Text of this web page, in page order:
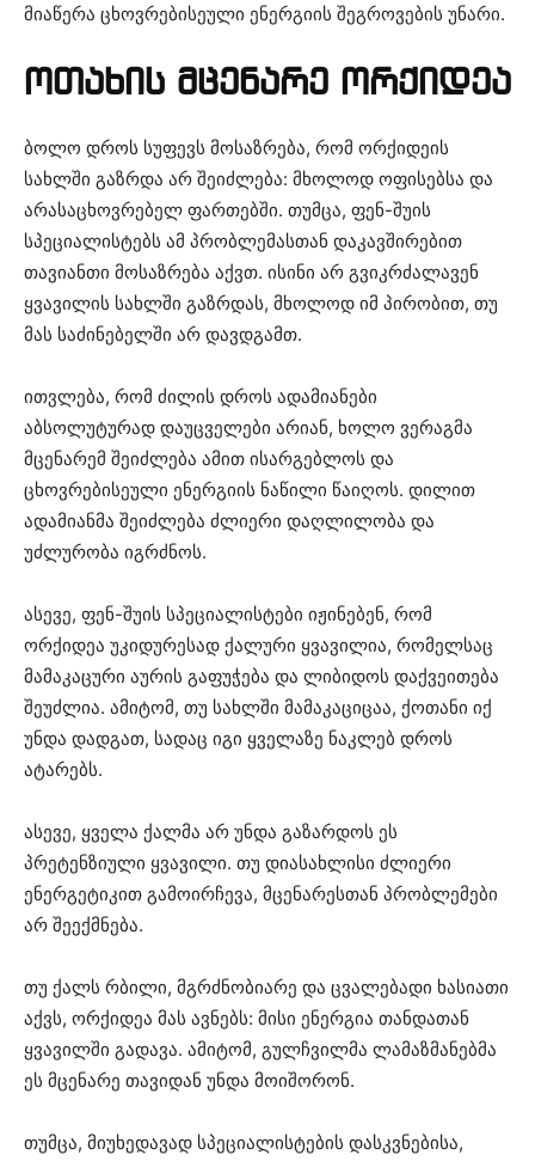
მიაწერა ცხოვრებისეული ენერგიის შეგროვების უნარი.
ოთახის მცენარე ორქიდეა
ბოლო დროს სუფევს მოსაზრება, რომ ორქიდეის
სახლში გაზრდა არ შეიძლება: მხოლოდ ოფისებსა და
არასაცხოვრებელ ფართებში. თუმცა, ფენ-შუის
სპეციალისტებს ამ პრობლემასთან დაკავშირებით
თავიანთი მოსაზრება აქვთ. ისინი არ გვიკრძალავენ
ყვავილის სახლში გაზრდას, მხოლოდ იმ პირობით, თუ
მას საძინებელში არ დავდგამთ.
ითვლება, რომ ძილის დროს ადამიანები
აბსოლუტურად დაუცველები არიან, ხოლო ვერაგმა
მცენარემ შეიძლება ამით ისარგებლოს და
ცხოვრებისეული ენერგიის ნაწილი წაიღოს. დილით
ადამიანმა შეიძლება ძლიერი დაღლილობა და
უძლურობა იგრძნოს.
ასევე, ფენ-შუის სპეციალისტები იჟინებენ, რომ
ორქიდეა უკიდურესად ქალური ყვავილია, რომელსაც
მამაკაცური აურის გაფუჭება და ლიბიდოს დაქვეითება
შეუძლია. ამიტომ, თუ სახლში მამაკაციცაა, ქოთანი იქ
უნდა დადგათ, სადაც იგი ყველაზე ნაკლებ დროს
ატარებს.
ასევე, ყველა ქალმა არ უნდა გაზარდოს ეს
პრეტენზიული ყვავილი. თუ დიასახლისი ძლიერი
ენერგეტიკით გამოირჩევა, მცენარესთან პრობლემები
არ შეექმნება.
თუ ქალს რბილი, მგრძნობიარე და ცვალებადი ხასიათი
აქვს, ორქიდეა მას ავნებს: მისი ენერგია თანდათან
ყვავილში გადავა. ამიტომ, გულჩვილმა ლამაზმანებმა
ეს მცენარე თავიდან უნდა მოიშორონ.
თუმცა, მიუხედავად სპეციალისტების დასკვნებისა,